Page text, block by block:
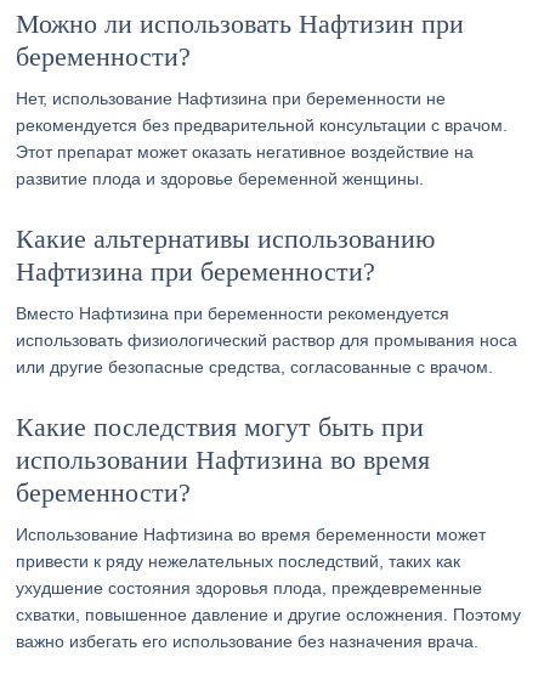
Можно ли использовать Нафтизин при
беременности?
Нет, использование Нафтизина при беременности не
рекомендуется без предварительной консультации с врачом.
Этот препарат может оказать негативное воздействие на
развитие плода и здоровье беременной женщины.
Какие альтернативы использованию
Нафтизина при беременности?
Вместо Нафтизина при беременности рекомендуется
использовать физиологический раствор для промывания носа
или другие безопасные средства, согласованные с врачом.
Какие последствия могут быть при
использовании Нафтизина во время
беременности?
Использование Нафтизина во время беременности может
привести к ряду нежелательных последствий, таких как
ухудшение состояния здоровья плода, преждевременные
схватки, повышенное давление и другие осложнения. Поэтому
важно избегать его использование без назначения врача.